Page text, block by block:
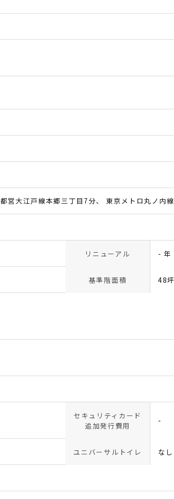
都営大江戸線本郷三丁目7分 東京メトロ丸ノ内
リニューアル - 年
基準階面積 48
セキュリティカード
追加発行費用
-
ユニバーサルトイレ なし